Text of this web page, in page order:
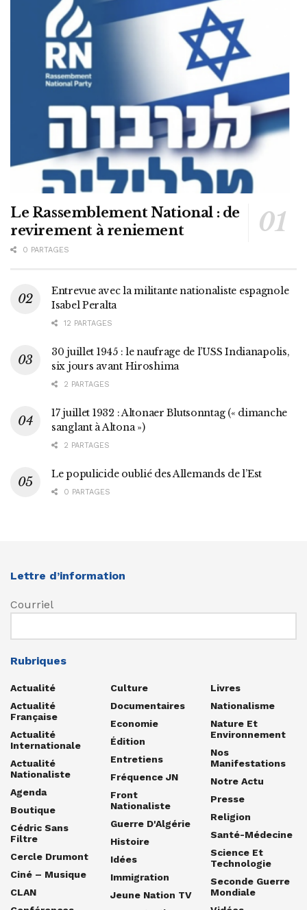
Le Rassemblement National : de
revirement à reniement
0 PARTAGES
Entrevue avec la militante nationaliste espagnole
Isabel Peralta
12 PARTAGES
30 juillet 1945 : le naufrage de l’USS Indianapolis,
six jours avant Hiroshima
2 PARTAGES
17 juillet 1932 : Altonaer Blutsonntag (« dimanche
sanglant à Altona »)
2 PARTAGES
Le populicide oublié des Allemands de l’Est
0 PARTAGES
Lettre d’information
Courriel
Rubriques
Actualité
Actualité
Française
Actualité
Internationale
Actualité
Nationaliste
Agenda
Boutique
Cédric Sans
Filtre
Cercle Drumont
Ciné – Musique
CLAN
Culture
Documentaires
Economie
Édition
Entretiens
Fréquence JN
Front
Nationaliste
Guerre D'Algérie
Histoire
Idées
Immigration
Jeune Nation TV
Livres
Nationalisme
Nature Et
Environnement
Nos
Manifestations
Notre Actu
Presse
Religion
Santé-Médecine
Science Et
Technologie
Seconde Guerre
Mondiale